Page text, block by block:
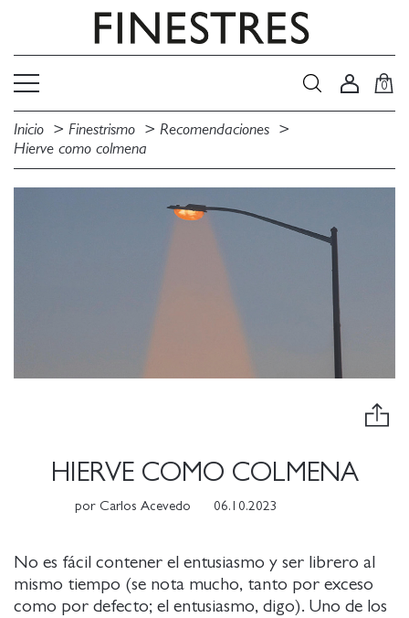
0
Inicio Finestrismo
Recomendaciones
Hierve como colmena
HIERVE COMO COLMENA
por Carlos Acevedo 06.10.2023
No es fácil contener el entusiasmo y ser librero al
mismo tiempo (se nota mucho, tanto por exceso
como por defecto; el entusiasmo, digo). Uno de los